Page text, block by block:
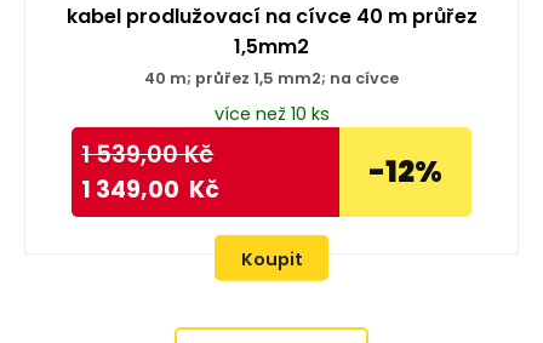
kabel prodlužovací na cívce 40 m průřez
1,5mm2
40 m; průřez 1,5 mm2; na cívce
více než 10 ks
1 539,00Kč
1 349,00 Kč -12%
Koupit